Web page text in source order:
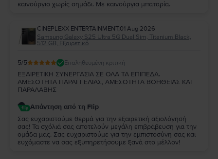
καινούργιο χωρίς σημάδι. Με καινούργια μπαταρία.
CINEPLEXX ENTERTAINMENT,01 Aug 2026
Samsung Galaxy S25 Ultra 5G Dual Sim, Titanium Black,
512 GB, Εξαιρετικό
5/5 Επαληθευμένη κριτική
ΕΞΑΙΡΕΤΙΚΗ ΣΥΝΕΡΓΑΣΙΑ ΣΕ ΟΛΑ ΤΑ ΕΠΙΠΕΔΑ.
ΑΜΕΣΟΤΗΤΑ ΠΑΡΑΓΓΕΛΙΑΣ, ΑΜΕΣΟΤΗΤΑ ΒΟΗΘΕΙΑΣ ΚΑΙ
ΠΑΡΑΛΑΒΗΣ
Απάντηση από τη Flip
Σας ευχαριστούμε θερμά για την εξαιρετική αξιολόγησή
σας! Τα σχόλιά σας αποτελούν μεγάλη επιβράβευση για την
ομάδα μας. Σας ευχαριστούμε για την εμπιστοσύνη σας και
ευχόμαστε να σας εξυπηρετήσουμε ξανά στο μέλλον!